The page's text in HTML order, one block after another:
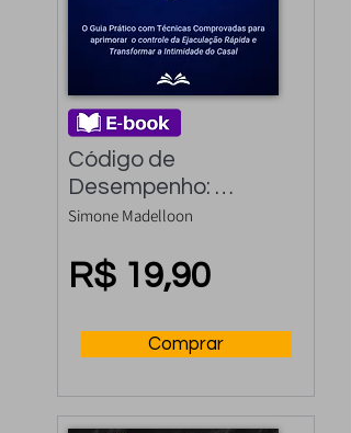
Código de
Desempenho:
Controle a
e Rápida
Simone Madelloon
R$ 19,90
Comprar